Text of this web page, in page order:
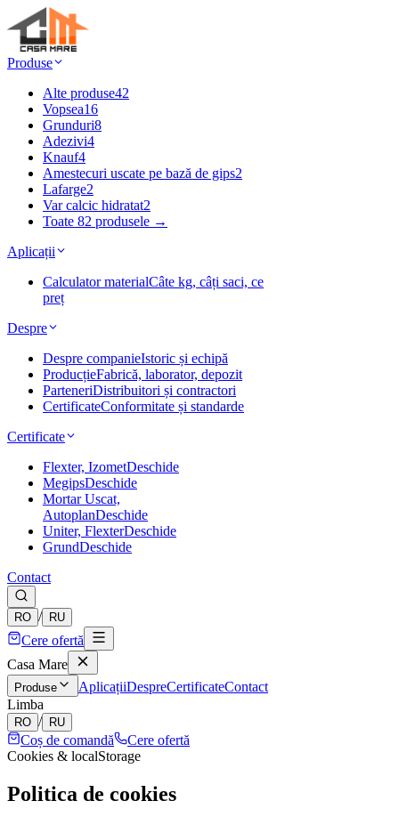
Produse
Alte produse42
Vopsea16
Grunduri8
Adezivi4
Knauf4
Amestecuri uscate pe bază de gips2
Lafarge2
Var calcic hidratat2
Toate 82 produsele →
Aplicații
Calculator materialCâte kg, câți saci, ce
preț
Despre
Despre companieIstoric și echipă
ProducțieFabrică, laborator, depozit
ParteneriDistribuitori și contractori
CertificateConformitate și standarde
Certificate
Flexter, IzometDeschide
MegipsDeschide
Mortar Uscat,
AutoplanDeschide
Uniter, FlexterDeschide
GrundDeschide
Contact
RO / RU
Cere ofertă
Casa Mare
Produse AplicațiiDespreCertificateContact
Limba
RO / RU
Coș de comandă
Cere ofertă
Cookies & localStorage
Politica de cookies